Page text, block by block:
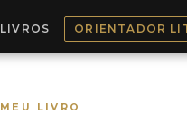
LIVROS ORIENTADOR
MEU LIVRO